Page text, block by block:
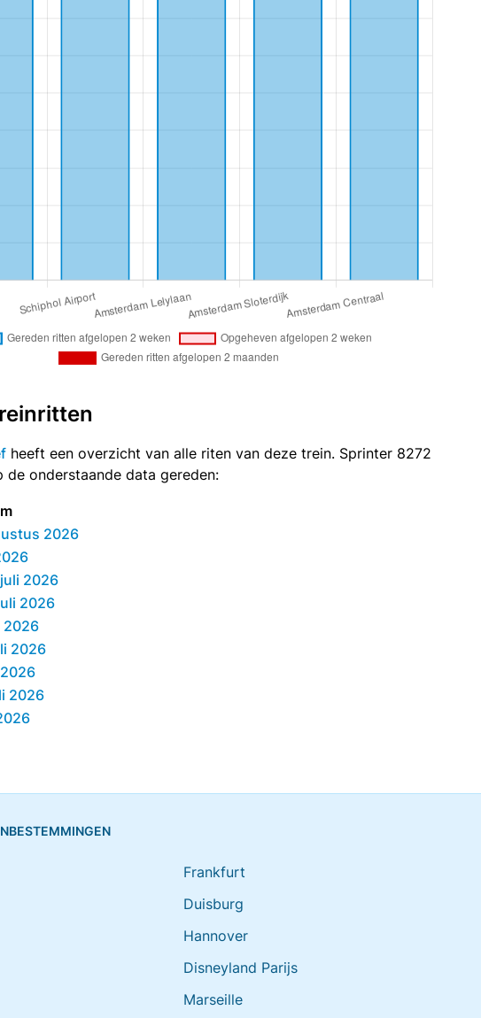
heeft een overzicht van alle riten van deze trein. Sprinter 8272
de onderstaande data gereden:
2026
2026
2026
2026
2026
2026
Frankfurt
Duisburg
Hannover
Disneyland Parijs
Marseille